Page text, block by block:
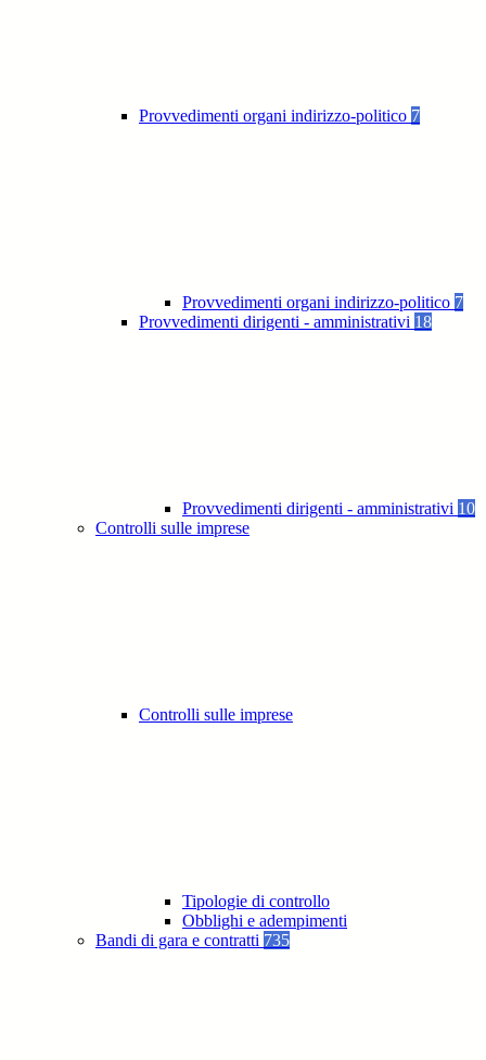
Provvedimenti organi indirizzo-politico 7
Provvedimenti organi indirizzo-politico 7
Provvedimenti dirigenti - amministrativi 18
Provvedimenti dirigenti - amministrativi 10
Controlli sulle imprese
Controlli sulle imprese
Tipologie di controllo
Obblighi e adempimenti
Bandi di gara e contratti 735